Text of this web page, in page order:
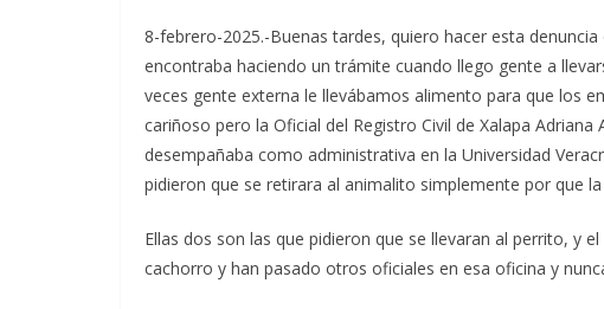
8-febrero-2025.-Buenas tardes, quiero hacer esta
encontraba haciendo un trámite cuando llego gente a
veces gente externa le llevábamos alimento para que los
cariñoso pero la Oficial del Registro Civil de Xalapa
desempañaba como administrativa en la Universidad
pidieron que se retirara al animalito simplemente por que
Ellas dos son las que pidieron que se llevaran al perrito, y
cachorro y han pasado otros oficiales en esa oficina y